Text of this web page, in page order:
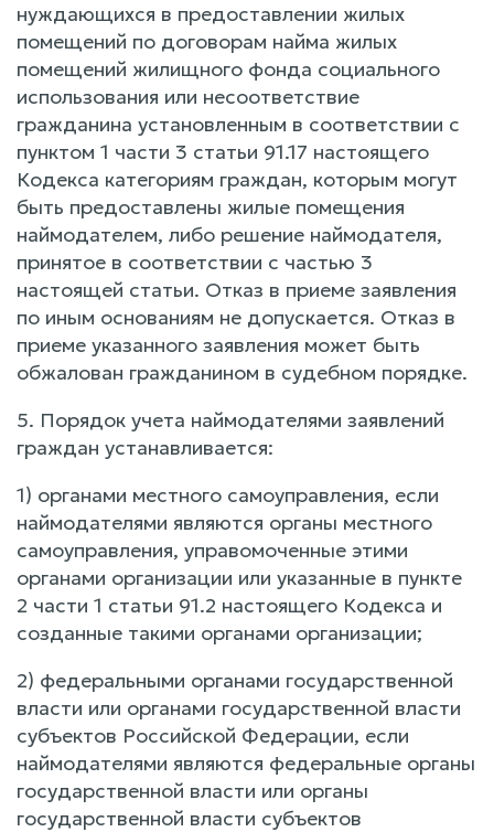
нуждающихся в предоставлении жилых
помещений по договорам найма жилых
помещений жилищного фонда социального
использования или несоответствие
гражданина установленным в соответствии с
пунктом 1 части 3 статьи 91.17 настоящего
Кодекса категориям граждан, которым могут
быть предоставлены жилые помещения
наймодателем, либо решение наймодателя,
принятое в соответствии с частью 3
настоящей статьи. Отказ в приеме заявления
по иным основаниям не допускается. Отказ в
приеме указанного заявления может быть
обжалован гражданином в судебном порядке.
5. Порядок учета наймодателями заявлений
граждан устанавливается:
1) органами местного самоуправления, если
наймодателями являются органы местного
самоуправления, управомоченные этими
органами организации или указанные в пункте
2 части 1 статьи 91.2 настоящего Кодекса и
созданные такими органами организации;
2) федеральными органами государственной
власти или органами государственной власти
субъектов Российской Федерации, если
наймодателями являются федеральные органы
государственной власти или органы
государственной власти субъектов